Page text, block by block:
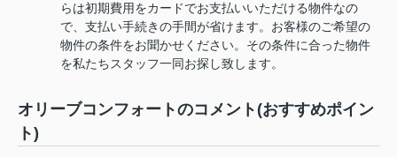
らは初期費用をカードでお支払いいただける物件なの
で、支払い手続きの手間が省けます。お客様のご希望の
物件の条件をお聞かせください。その条件に合った物件
を私たちスタッフ一同お探し致します。
オリーブコンフォートのコメント(おすすめポイン
ト)